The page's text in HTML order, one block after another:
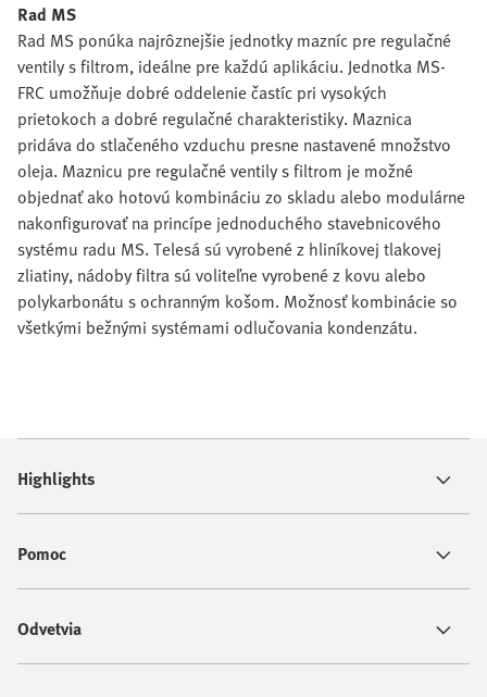
Rad MS
Rad MS ponúka najrôznejšie jednotky mazníc pre regulačné
ventily s filtrom, ideálne pre každú aplikáciu. Jednotka MS-
FRC umožňuje dobré oddelenie častíc pri vysokých
prietokoch a dobré regulačné charakteristiky. Maznica
pridáva do stlačeného vzduchu presne nastavené množstvo
oleja. Maznicu pre regulačné ventily s filtrom je možné
objednať ako hotovú kombináciu zo skladu alebo modulárne
nakonfigurovať na princípe jednoduchého stavebnicového
systému radu MS. Telesá sú vyrobené z hliníkovej tlakovej
zliatiny, nádoby filtra sú voliteľne vyrobené z kovu alebo
polykarbonátu s ochranným košom. Možnosť kombinácie so
všetkými bežnými systémami odlučovania kondenzátu.
Highlights
Pomoc
Odvetvia